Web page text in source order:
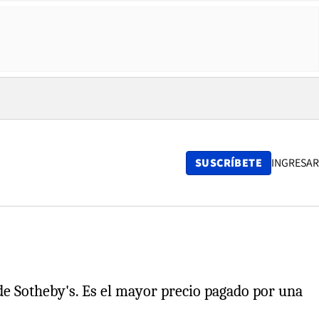
SUSCRÍBETE INGRESAR
Sotheby's. Es el mayor precio pagado por una